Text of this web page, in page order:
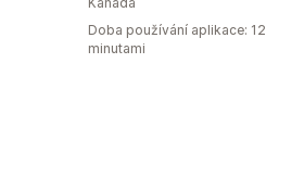
Doba používání aplikace: 12
minutami